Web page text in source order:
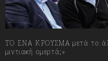
ΤΟ ΕΝΑ ΚΡΟΥΣΜΑ μετά το
μιντιακή ομερτά;»